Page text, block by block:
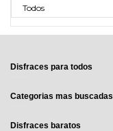
Disfraces para todos
Categorias mas buscadas
Disfraces baratos